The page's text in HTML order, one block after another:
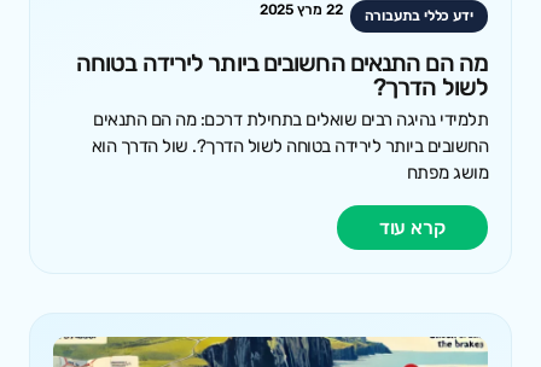
ידע כללי בתעבורה 22 מרץ 2025
מה הם התנאים החשובים ביותר לירידה בטוחה
לשול הדרך?
תלמידי נהיגה רבים שואלים בתחילת דרכם: מה הם התנאים
החשובים ביותר לירידה בטוחה לשול הדרך?. שול הדרך הוא
מושג מפתח
קרא עוד